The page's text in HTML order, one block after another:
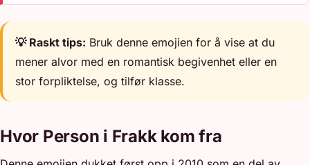
💡 Raskt tips: Bruk denne emojien for å vise at du
mener alvor med en romantisk begivenhet eller en
stor forpliktelse, og tilfør klasse.
Hvor Person i Frakk kom fra